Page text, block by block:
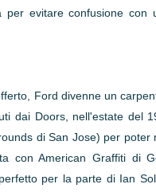
per evitare confusione con
Ford divenne un
dai Doors, nell'estate del
di San Jose) per
con American Graffiti di
per la parte di Ian